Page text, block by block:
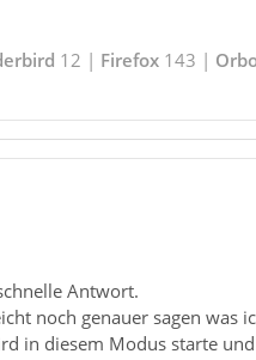
12 | Firefox143 |
Antwort.
noch genauer sagen was
in diesem Modus starte